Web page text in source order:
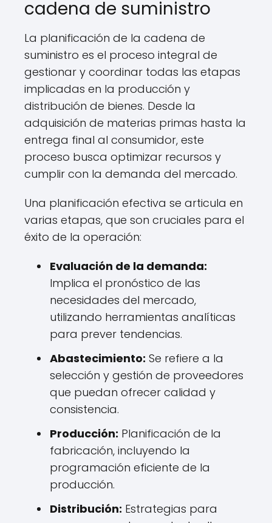
cadena de suministro
La planificación de la cadena de
suministro es el proceso integral de
gestionar y coordinar todas las etapas
implicadas en la producción y
distribución de bienes. Desde la
adquisición de materias primas hasta la
entrega final al consumidor, este
proceso busca optimizar recursos y
cumplir con la demanda del mercado.
Una planificación efectiva se articula en
varias etapas, que son cruciales para el
éxito de la operación:
Evaluación de la demanda:
Implica el pronóstico de las
necesidades del mercado,
utilizando herramientas analíticas
para prever tendencias.
Abastecimiento: Se refiere a la
selección y gestión de proveedores
que puedan ofrecer calidad y
consistencia.
Producción: Planificación de la
fabricación, incluyendo la
programación eficiente de la
producción.
Distribución: Estrategias para